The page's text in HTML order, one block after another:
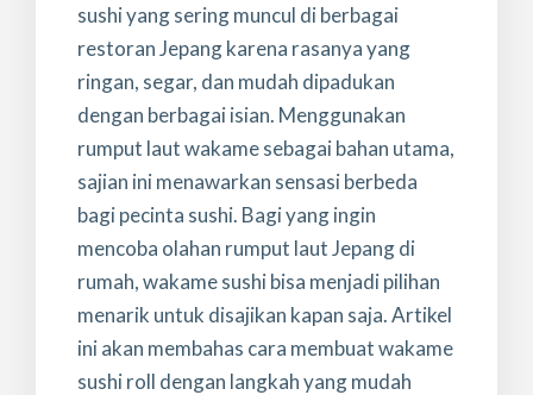
sushi yang sering muncul di berbagai
restoran Jepang karena rasanya yang
ringan, segar, dan mudah dipadukan
dengan berbagai isian. Menggunakan
rumput laut wakame sebagai bahan utama,
sajian ini menawarkan sensasi berbeda
bagi pecinta sushi. Bagi yang ingin
mencoba olahan rumput laut Jepang di
rumah, wakame sushi bisa menjadi pilihan
menarik untuk disajikan kapan saja. Artikel
ini akan membahas cara membuat wakame
sushi roll dengan langkah yang mudah